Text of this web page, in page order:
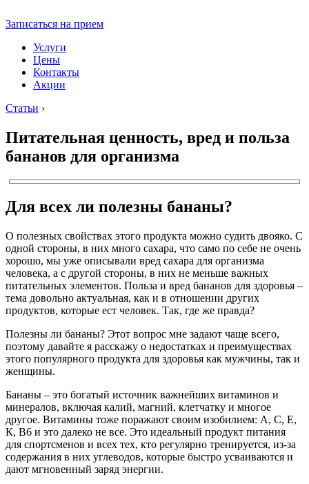
Записаться на прием
Услуги
Цены
Контакты
Акции
Статьи ›
Питательная ценность, вред и польза
бананов для организма
Для всех ли полезны бананы?
О полезных свойствах этого продукта можно судить двояко. С
одной стороны, в них много сахара, что само по себе не очень
хорошо, мы уже описывали вред сахара для организма
человека, а с другой стороны, в них не меньше важных
питательных элементов. Польза и вред бананов для здоровья –
тема довольно актуальная, как и в отношении других
продуктов, которые ест человек. Так, где же правда?
Полезны ли бананы? Этот вопрос мне задают чаще всего,
поэтому давайте я расскажу о недостатках и преимуществах
этого популярного продукта для здоровья как мужчины, так и
женщины.
Бананы – это богатый источник важнейших витаминов и
минералов, включая калий, магний, клетчатку и многое
другое. Витамины тоже поражают своим изобилием: А, С, Е,
К, В6 и это далеко не все. Это идеальный продукт питания
для спортсменов и всех тех, кто регулярно тренируется, из-за
содержания в них углеводов, которые быстро усваиваются и
дают мгновенный заряд энергии.